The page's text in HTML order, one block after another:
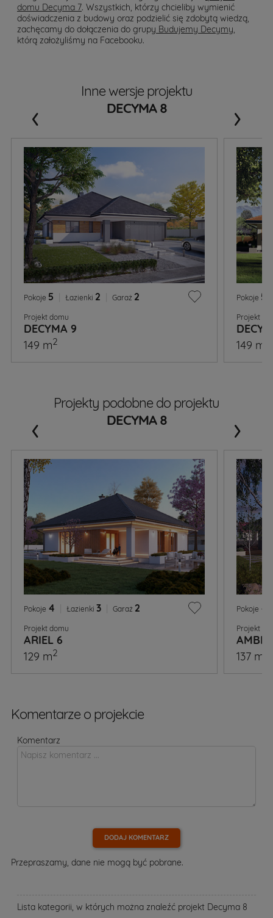
domu Decyma 7. Wszystkich, którzy chcieliby wymienić
doświadczenia z budowy oraz podzielić się zdobytą wiedzą,
zachęcamy do dołączenia do grupy Budujemy Decymy,
którą założyliśmy na Facebooku.
Inne wersje projektu
DECYMA 8
Pokoje 5 Łazienki 2 Garaż 2
Projekt domu
DECYMA 9
149 m2
Pokoje 5
Projekt
149 m
‹ ›
Projekty podobne do projektu
DECYMA 8
Pokoje 4 Łazienki 3 Garaż 2
Projekt domu
ARIEL 6
129 m2
Pokoje 4
Projekt
137 m
‹ ›
Komentarze o projekcie
Komentarz
DODAJ KOMENTARZ
Przepraszamy, dane nie mogą być pobrane.
Lista kategorii, w których można znaleźć projekt Decyma 8